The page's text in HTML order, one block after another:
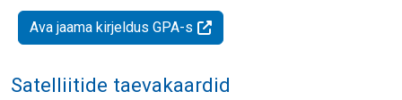
Ava jaama kirjeldus GPA-s
Satelliitide taevakaardid